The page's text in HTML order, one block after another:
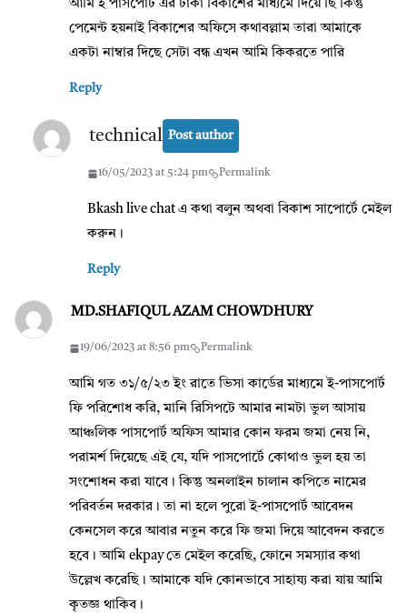
আমি ই পাসপোর্ট এর টাকা বিকাশের মাধ্যমে দিয়ে ছি কিন্তু
পেমেন্ট হয়নাই বিকাশের অফিসে কথাবল্লাম তারা আমাকে
একটা নাম্বার দিছে সেটা বন্ধ এখন আমি কিকরতে পারি
Reply
technical Post author
16/05/2023 at 5:24 pm Permalink
Bkash live chat এ কথা বলুন অথবা বিকাশ সাপোর্টে মেইল
করুন।
Reply
MD.SHAFIQUL AZAM CHOWDHURY
19/06/2023 at 8:56 pm Permalink
আমি গত ৩১/৫/২৩ ইং রাতে ভিসা কার্ডের মাধ্যমে ই-পাসপোর্ট
ফি পরিশোধ করি, মানি রিসিপটে আমার নামটা ভুল আসায়
আঞ্চলিক পাসপোর্ট অফিস আমার কোন ফরম জমা নেয় নি,
পরামর্শ দিয়েছে এই যে, যদি পাসপোর্টে কোথাও ভুল হয় তা
সংশোধন করা যাবে। কিন্তু অনলাইন চালান কপিতে নামের
পরিবর্তন দরকার। তা না হলে পুরো ই-পাসপোর্ট আবেদন
কেনসেল করে আবার নতুন করে ফি জমা দিয়ে আবেদন করতে
হবে। আমি ekpay তে মেইল করেছি, ফোনে সমস্যার কথা
উল্লেখ করেছি। আমাকে যদি কোনভাবে সাহায্য করা যায় আমি
কৃতজ্ঞ থাকিব।